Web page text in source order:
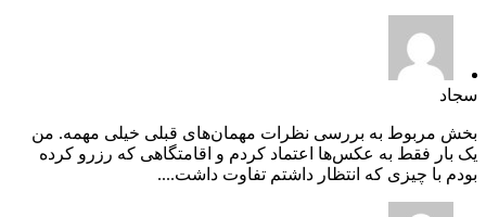
سجاد
بخش مربوط به بررسی نظرات مهمان‌های قبلی خیلی مهمه. من
یک بار فقط به عکس‌ها اعتماد کردم و اقامتگاهی که رزرو کرده
بودم با چیزی که انتظار داشتم تفاوت داشت....